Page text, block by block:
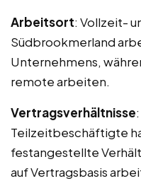
Arbeitsort: Vollzeit-
Südbrookmerland
Unternehmens,
remote arbeiten.
Vertragsverhältnisse
Teilzeitbeschäftigte
festangestellte
auf Vertragsbasis